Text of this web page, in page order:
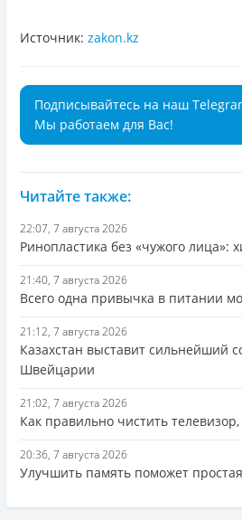
Источник: zakon.kz
Подписывайтесь на наш
Мы работаем для Вас!
Читайте также:
22:07, 7 августа 2026
Ринопластика без «чужого лица»:
21:40, 7 августа 2026
Всего одна привычка в питании
21:12, 7 августа 2026
Казахстан выставит сильнейший
Швейцарии
21:02, 7 августа 2026
Как правильно чистить
20:36, 7 августа 2026
Улучшить память поможет